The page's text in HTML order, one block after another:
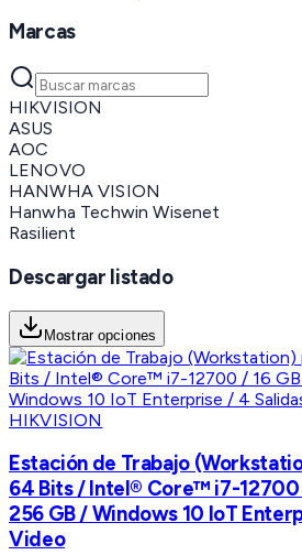
Marcas
HIKVISION
ASUS
AOC
LENOVO
HANWHA VISION
Hanwha Techwin Wisenet
Rasilient
Descargar listado
Mostrar opciones
HIKVISION
Estación de Trabajo
64 Bits / Intel® Core™ i7-12700
256 GB / Windows 10 IoT
Video